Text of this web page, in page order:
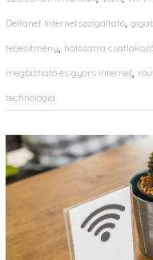
Deltanet Internetszolgáltató,
teljesítmény, hálózatra
megbízható és gyors internet,
technológia